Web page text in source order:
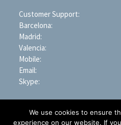
Customer Support:
Barcelona:
Madrid:
Valencia:
Mobile:
Email:
Skype:
We use cookies to ensure
experience on our website. If